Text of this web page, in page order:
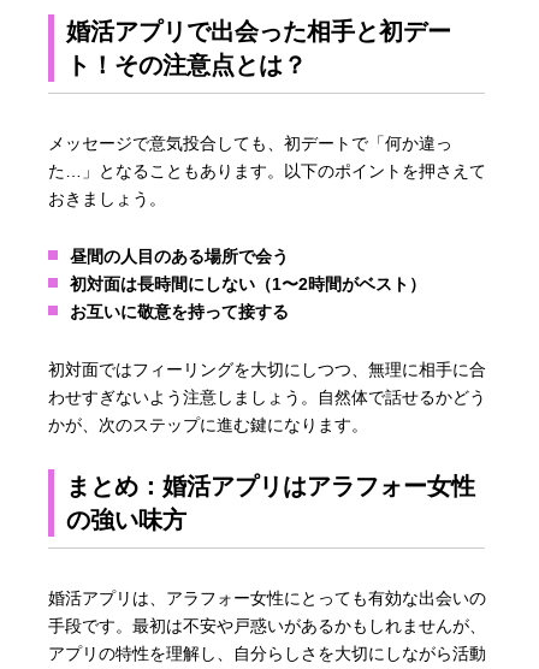
婚活アプリで出会った相手と初デー
ト！その注意点とは？
メッセージで意気投合しても、初デートで「何か違っ
た…」となることもあります。以下のポイントを押さえて
おきましょう。
昼間の人目のある場所で会う
初対面は長時間にしない（1〜2時間がベスト）
お互いに敬意を持って接する
初対面ではフィーリングを大切にしつつ、無理に相手に合
わせすぎないよう注意しましょう。自然体で話せるかどう
かが、次のステップに進む鍵になります。
まとめ：婚活アプリはアラフォー女性
の強い味方
婚活アプリは、アラフォー女性にとっても有効な出会いの
手段です。最初は不安や戸惑いがあるかもしれませんが、
アプリの特性を理解し、自分らしさを大切にしながら活動